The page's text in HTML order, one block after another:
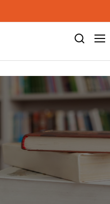
1 parameter, 2 given in